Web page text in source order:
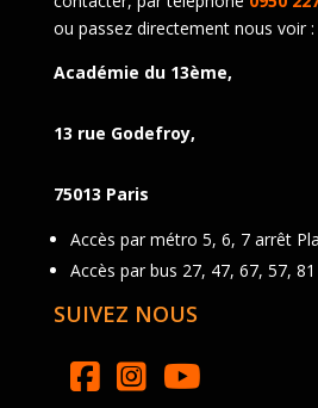
ou passez directement nous voir :
Académie du 13ème,
13 rue Godefroy,
75013 Paris
Accès par métro 5, 6, 7 arrêt
Accès par bus 27, 47, 67, 57, 81
SUIVEZ NOUS